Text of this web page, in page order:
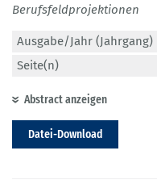
Berufsfeldprojektionen
Ausgabe/Jahr (Jahrgang)
Seite(n)
Abstract anzeigen
Datei-Download